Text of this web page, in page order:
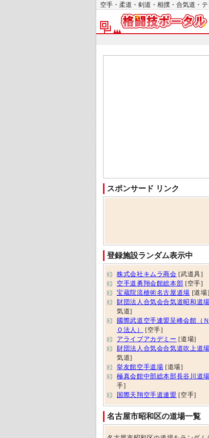
空手・柔道・剣道・相撲・合気道
スポンサード リンク
登録施設ランダム表示中
株式会社キムラ商会 [武道具]
空手道勇翔会館総本部 [空手]
宝蔵院流槍術名古屋道場 [道場]
財団法人合気会合気道昭和道場
気道]
國際武道空手連盟呈峰会館（
Ｏ法人）
[空手]
アライブアカデミー [道場]
財団法人合気会合気道吹上道場
気道]
挙友館空手道場 [道場]
極真会館中部総本部長谷川道場
手]
国際天翔空手道連盟 [空手]
名古屋市昭和区の道場一覧